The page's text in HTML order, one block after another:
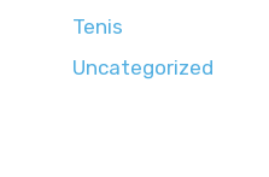
Tenis
Uncategorized